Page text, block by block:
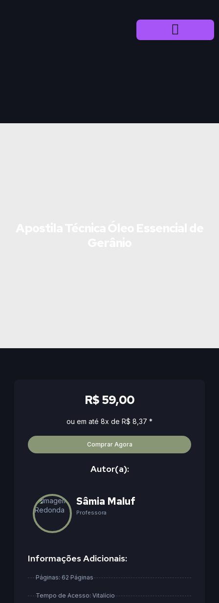
R$ 59,00
ou em até 8x de R$ 8,37 *
Comprar Agora
Autor(a):
Sâmia Maluf
Professora
Informações Adicionais:
Páginas: 62 Páginas
Tempo de Acesso: Vitalício